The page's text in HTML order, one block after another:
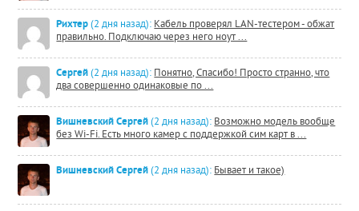
Рихтер (2 дня назад): Кабель проверял LAN-тестером - обжат
правильно. Подключаю через него ноут ...
Сергей (2 дня назад): Понятно, Спасибо! Просто странно, что
два совершенно одинаковые по ...
Вишневский Сергей (2 дня назад): Возможно модель вообще
без Wi-Fi. Есть много камер с поддержкой сим карт в ...
Вишневский Сергей (2 дня назад): Бывает и такое)